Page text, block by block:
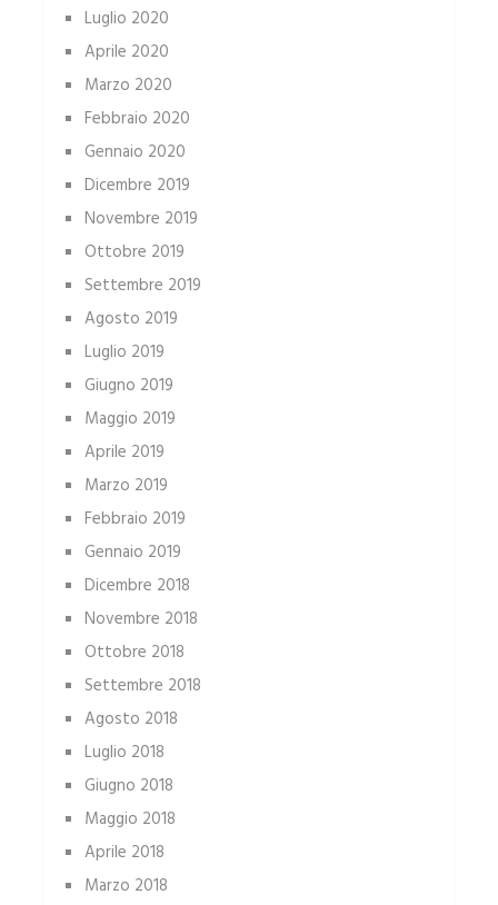
Luglio 2020
Aprile 2020
Marzo 2020
Febbraio 2020
Gennaio 2020
Dicembre 2019
Novembre 2019
Ottobre 2019
Settembre 2019
Agosto 2019
Luglio 2019
Giugno 2019
Maggio 2019
Aprile 2019
Marzo 2019
Febbraio 2019
Gennaio 2019
Dicembre 2018
Novembre 2018
Ottobre 2018
Settembre 2018
Agosto 2018
Luglio 2018
Giugno 2018
Maggio 2018
Aprile 2018
Marzo 2018